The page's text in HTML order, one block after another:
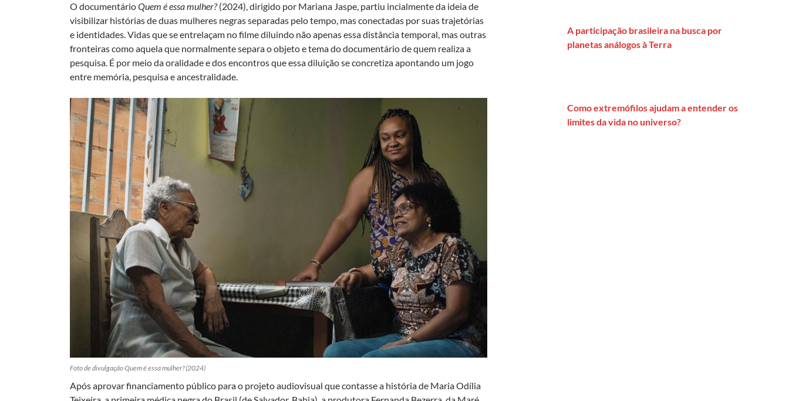
n o
k
p
p
O documentárioQuem é essa mulher?(2024), dirigido por Mariana Jaspe, partiu incialmente da ideia de
visibilizar histórias de duas mulheres negras separadas pelo tempo, mas conectadas por suas trajetórias
e identidades. Vidas que se entrelaçam no filme diluindo não apenas essa distância temporal, mas outras
fronteiras como aquela que normalmente separa o objeto e tema do documentário de quem realiza a
pesquisa. É por meio da oralidade e dos encontros que essa diluição se concretiza apontando um jogo
entre memória, pesquisa e ancestralidade.
Foto de divulgaçãoQuem é essa mulher?(2024)
Após aprovar financiamento público para o projeto audiovisual que contasse a história de Maria Odília
A participação brasileira na busca por
planetas análogos à Terra
Como extremófilos ajudam a entender os
limites da vida no universo?